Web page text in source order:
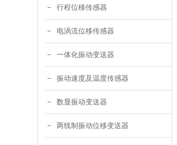
行程位移传感器
电涡流位移传感器
一体化振动变送器
振动速度及温度传感器
数显振动变送器
两线制振动位移变送器